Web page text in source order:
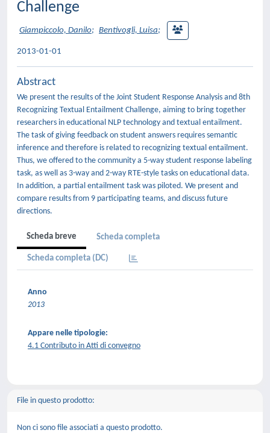
Challenge
Giampiccolo, Danilo; Bentivogli, Luisa;
2013-01-01
Abstract
We present the results of the Joint Student Response Analysis and 8th
Recognizing Textual Entailment Challenge, aiming to bring together
researchers in educational NLP technology and textual entailment.
The task of giving feedback on student answers requires semantic
inference and therefore is related to recognizing textual entailment.
Thus, we offered to the community a 5-way student response labeling
task, as well as 3-way and 2-way RTE-style tasks on educational data.
In addition, a partial entailment task was piloted. We present and
compare results from 9 participating teams, and discuss future
directions.
Scheda breve Scheda completa
Scheda completa (DC)
Anno
2013
Appare nelle tipologie:
4.1 Contributo in Atti di convegno
File in questo prodotto:
Non ci sono file associati a questo prodotto.